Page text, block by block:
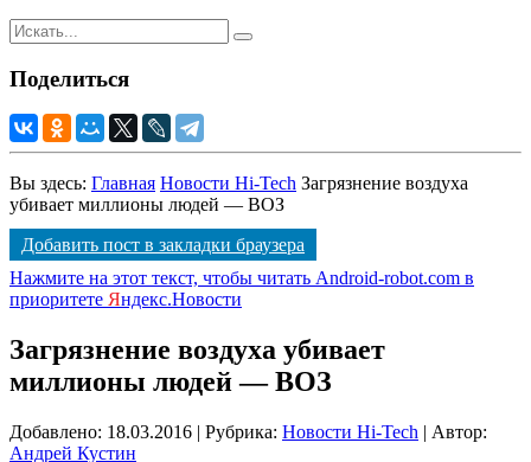
Поделиться
Вы здесь: Главная Новости Hi-Tech Загрязнение воздуха
убивает миллионы людей — ВОЗ
Добавить пост в закладки браузера
Нажмите на этот текст, чтобы читать Android-robot.com в
приоритете Яндекс.Новости
Загрязнение воздуха убивает
миллионы людей — ВОЗ
Добавлено: 18.03.2016 | Рубрика: Новости Hi-Tech | Автор:
Андрей Кустин